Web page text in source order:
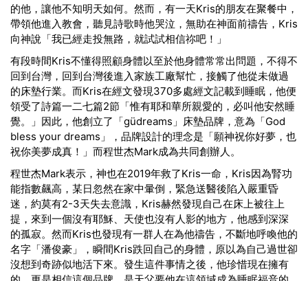
的他，讓他不知明天如何。然而，有一天Kris的朋友在聚餐中，
帶領他進入教會，聽見詩歌時他哭泣，無助在神面前禱告，Kris
向神說「我已經走投無路，就試試相信祢吧！」
有段時間Kris不懂得照顧身體以至於他身體常常出問題，不得不
回到台灣，回到台灣後進入家族工廠幫忙，接觸了他從未做過
的床墊行業。而Kris在經文發現370多處經文記載到睡眠，他便
領受了詩篇一二七篇2節「惟有耶和華所親愛的，必叫他安然睡
覺。
」因此，他創立了 「güdreams」床墊品牌，意為「God
bless your dreams」，品牌設計的理念是「願神祝你好夢，也
祝你美夢成真！」而程世杰Mark成為共同創辦人。
程世杰Mark表示， 神也在2019年救了Kris一命， Kris因為腎功
能指數飆高，某日忽然在家中暈倒，緊急送醫後陷入嚴重昏
迷，約莫有2-3天失去意識， Kris赫然發現自己在床上被往上
提，來到一個沒有耶穌、天使也沒有人影的地方，他感到深深
的孤寂。然而Kris也發現有一群人在為他禱告，不斷地呼喚他的
名字「潘俊豪」，瞬間Kris跌回自己的身體，原以為自己過世卻
沒想到奇跡似地活下來。發生這件事情之後，他珍惜現在擁有